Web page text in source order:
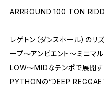
ARRROUND 100 TON
レゲトン（ダンスホール）の
ープ〜アンビエント〜ミニマ
LOW〜MIDなテンポで展開
PYTHONの”DEEP